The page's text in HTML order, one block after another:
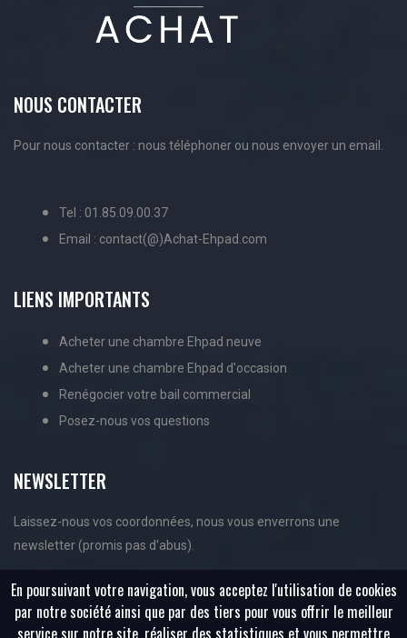
NOUS CONTACTER
Pour nous contacter : nous téléphoner ou nous envoyer un email.
Tel : 01.85.09.00.37
Email : contact(@)Achat-Ehpad.com
LIENS IMPORTANTS
Acheter une chambre Ehpad neuve
Acheter une chambre Ehpad d'occasion
Renégocier votre bail commercial
Posez-nous vos questions
NEWSLETTER
Laissez-nous vos coordonnées, nous vous enverrons une
newsletter (promis pas d'abus).
En poursuivant votre navigation, vous acceptez l'utilisation de cookies
par notre société ainsi que par des tiers pour vous offrir le meilleur
service sur notre site, réaliser des statistiques et vous permettre